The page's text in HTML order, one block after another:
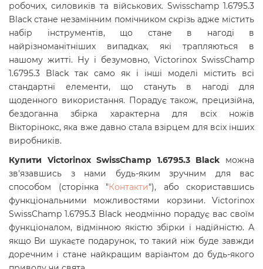
робочих, силовиків та військових. Swisschamp 1.6795.3
Black стане незамінним помічником скрізь адже містить
набір інструментів, що стане в нагоді в
найрізноманітніших випадках, які трапляються в
нашому житті. Ну і безумовно, Victorinox SwissChamp
1.6795.3 Black так само як і інші моделі містить всі
стандартні елементи, що стануть в нагоді для
щоденного використання. Порадує також, прецизійна,
бездоганна збірка характерна для всіх ножів
Вікторінокс, яка вже давно стала взірцем для всіх інших
виробників.
Купити Victorinox SwissChamp 1.6795.3 Black
можна
зв'язавшись з нами будь-яким зручним для вас
способом (сторінка "Контакти"), або скориставшись
функціональними можливостями корзини. Victorinox
SwissChamp 1.6795.3 Black неодмінно порадує вас своїм
функціоналом, відмінною якістю збірки і надійністю. А
якщо Ви шукаєте подарунок, то такий ніж буде завжди
доречним і стане найкращим варіантом до будь-якого